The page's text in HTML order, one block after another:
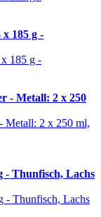
185 g -
- Metall: 2 x 250
- Thunfisch, Lachs